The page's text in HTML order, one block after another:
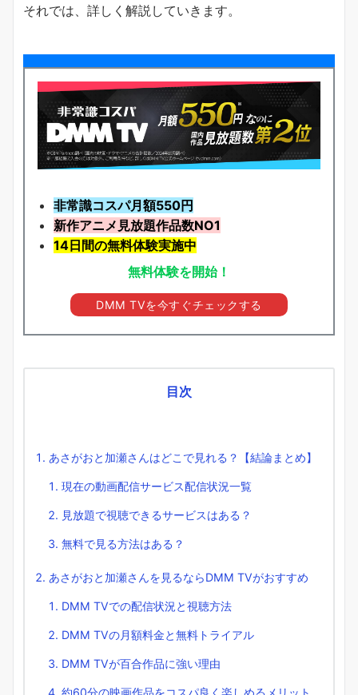
それでは、詳しく解説していきます。
非常識コスパ月額550円
新作アニメ見放題作品数NO1
14日間の無料体験実施中
無料体験を開始！
DMM TVを今すぐチェックする
目次
あさがおと加瀬さんはどこで見れる？【結論まとめ】
現在の動画配信サービス配信状況一覧
見放題で視聴できるサービスはある？
無料で見る方法はある？
あさがおと加瀬さんを見るならDMM TVがおすすめ
DMM TVでの配信状況と視聴方法
DMM TVの月額料金と無料トライアル
DMM TVが百合作品に強い理由